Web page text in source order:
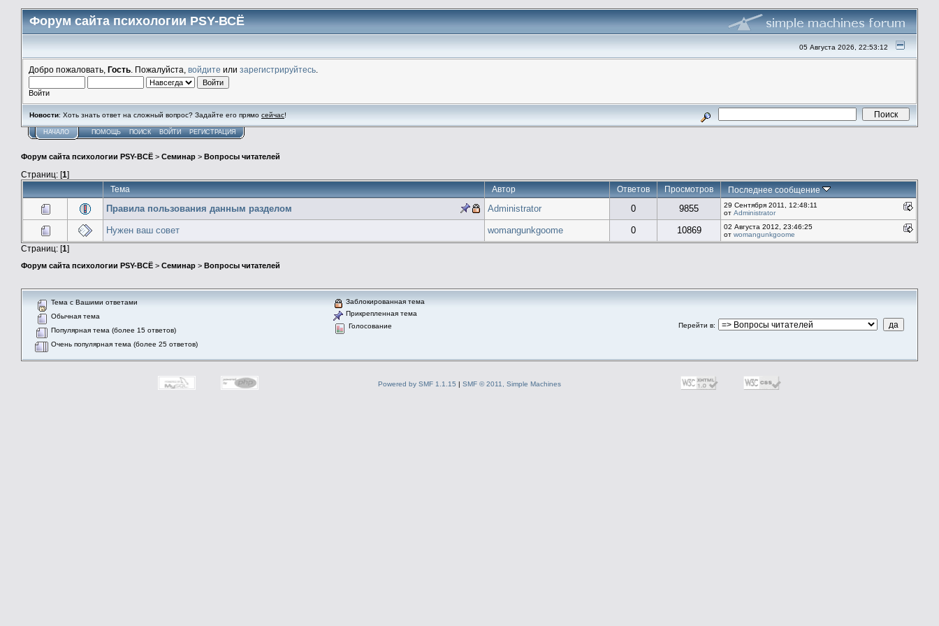
Форум сайта психологии PSY-ВСЁ
05 Августа 2026, 22:53:12
Добро пожаловать, Гость . Пожалуйста, войдите или зарегистрируйтесь
Войти
Новости: Хоть знать ответ на сложный вопрос? Задайте его прямо сейчас!
НАЧАЛО ПОМОЩЬ ПОИСК ВОЙТИ РЕГИСТРАЦИЯ
Форум сайта психологии PSY-ВСЁ > Семинар > Вопросы читателей
Страниц: [1]
Тема
Автор Ответов Просмотров Последнее сообщение
Правила пользования данным разделом Administrator 0 9855
29 Сентября 2011, 12:48:11
от Administrator
Нужен ваш совет womangunkgoome 0 10869
02 Августа 2012, 23:46:25
от womangunkgoome
Страниц: [1]
Форум сайта психологии PSY-ВСЁ > Семинар > Вопросы читателей
Тема с Вашими ответами
Обычная тема
Популярная тема (более 15 ответов)
Очень популярная тема (более 25 ответов)
Заблокированная тема
Прикрепленная тема
Голосование
Перейти в:
Powered by SMF 1.1.15 | SMF © 2011, Simple Machines